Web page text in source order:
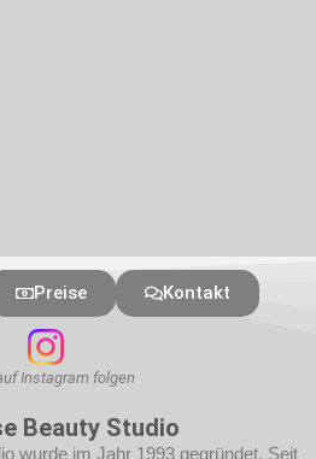
Preise Kontakt
Instagram folgen
Beauty Studio
wurde im Jahr 1993 gegründet. Seit